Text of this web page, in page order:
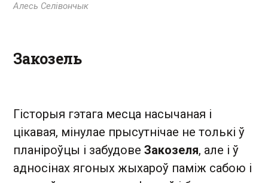
Алесь Селівончык
Закозель
Гісторыя гэтага месца насычаная і
цікавая, мінулае прысутнічае не толькі ў
планіроўцы і забудове Закозеля, але і ў
адносінах ягоных жыхароў паміж сабою і